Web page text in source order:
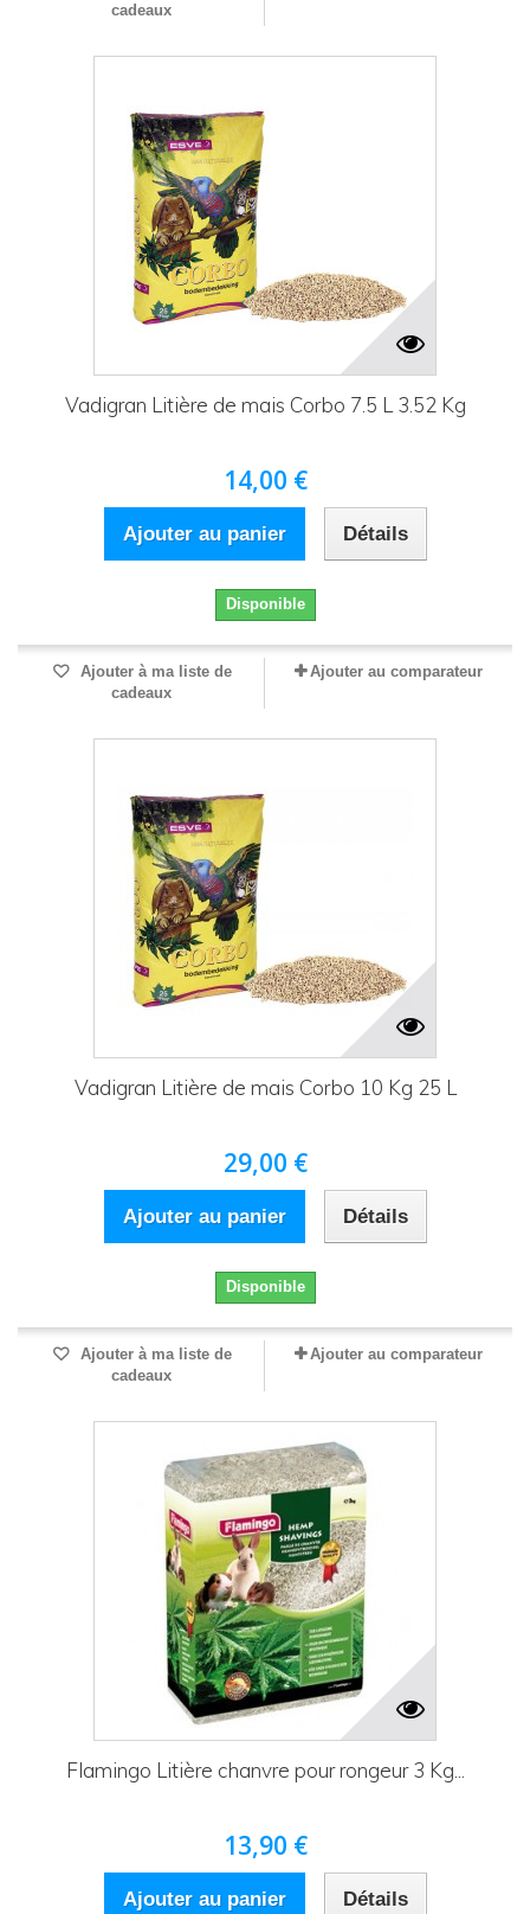
cadeaux
Vadigran Litière de mais Corbo 7.5 L 3.52 Kg
14,00 €
Ajouter au panier Détails
Disponible
Ajouter à ma liste de
cadeaux
Ajouter au comparateur
Vadigran Litière de mais Corbo 10 Kg 25 L
29,00 €
Ajouter au panier Détails
Disponible
Ajouter à ma liste de
cadeaux
Ajouter au comparateur
Flamingo Litière chanvre pour rongeur 3 Kg...
13,90 €
Ajouter au panier Détails